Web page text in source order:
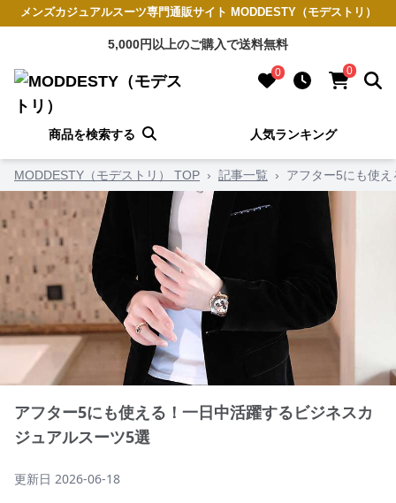
メンズカジュアルスーツ専門通販サイト MODDESTY（モデストリ）
5,000円以上のご購入で送料無料
0 0
商品を検索する 人気ランキング
MODDESTY（モデストリ） TOP › 記事一覧 › アフター5にも使
アフター5にも使える！一日中活躍するビジネスカ
ジュアルスーツ5選
更新日 2026-06-18